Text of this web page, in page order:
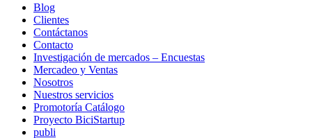
Blog
Clientes
Contáctanos
Contacto
Investigación de mercados – Encuestas
Mercadeo y Ventas
Nosotros
Nuestros servicios
Promotoría Catálogo
Proyecto BiciStartup
publi